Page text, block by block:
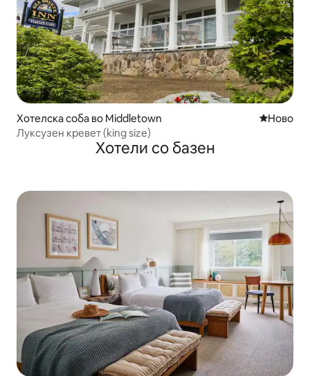
Хотелска соба во Middletown Ново
Ново
Луксузен кревет (king size)
Хотели со базен